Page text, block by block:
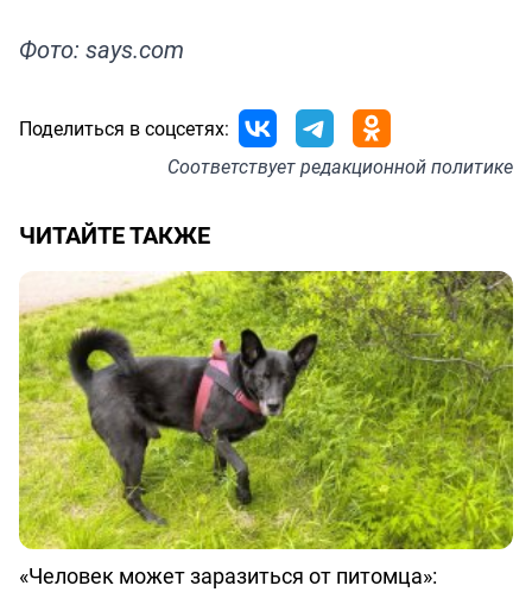
Фото: says.com
Поделиться в соцсетях:
Соответствуетредакционной политике
ЧИТАЙТЕ ТАКЖЕ
«Человек может заразиться от питомца»: